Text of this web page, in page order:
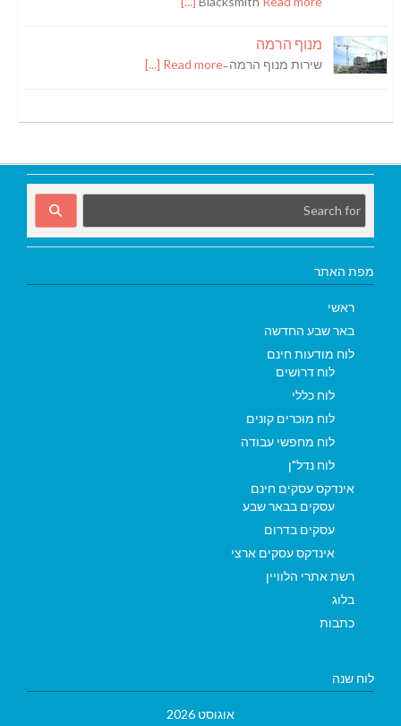
מנוף הרמה
שירות מנוף הרמה ̵Read more [...]
מפת האתר
ראשי
באר שבע החדשה
לוח מודעות חינם
לוח דרושים
לוח כללי
לוח מוכרים קונים
לוח מחפשי עבודה
לוח נדל"ן
אינדקס עסקים חינם
עסקים בבאר שבע
עסקים בדרום
אינדקס עסקים ארצי
רשת אתרי הלוויין
בלוג
כתבות
לוח שנה
אוגוסט 2026